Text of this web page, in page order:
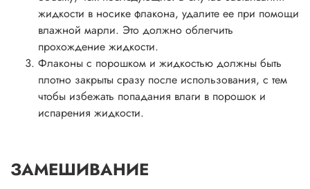
жидкости в носике флакона, удалите ее при помощи
влажной марли. Это должно облегчить
прохождение жидкости.
Флаконы с порошком и жидкостью должны быть
плотно закрыты сразу после использования, с тем
чтобы избежать попадания влаги в порошок и
испарения жидкости.
ЗАМЕШИВАНИЕ